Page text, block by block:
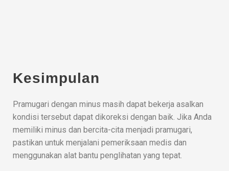
Kesimpulan
Pramugari dengan minus masih dapat bekerja asalkan
kondisi tersebut dapat dikoreksi dengan baik. Jika Anda
memiliki minus dan bercita-cita menjadi pramugari,
pastikan untuk menjalani pemeriksaan medis dan
menggunakan alat bantu penglihatan yang tepat.